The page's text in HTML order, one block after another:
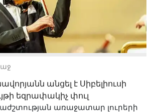
անցել է Սիբելիուսի
եզրափակիչ փուլ
առաջատար լուրերի